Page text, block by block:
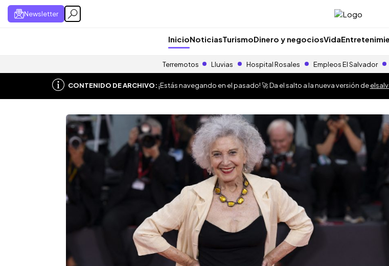
Newsletter
InicioNoticiasTurismoDinero y negociosVida
Terremotos Lluvias Hospital Rosales Empleos El Salvador
CONTENIDO DE ARCHIVO:¡Estás navegando en el pasado! 🚀 Da el salto a la nueva versión de